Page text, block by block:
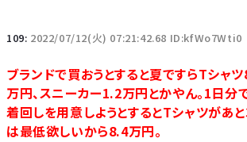
109: 2022/07/12(火) 07:21:42.68 ID:kfWo7Wti0
ブランドで買おうとすると夏ですらTシャ
万円、スニーカー1.2万円とかやん。1日分
着回しを用意しようとするとTシャツがあ
は最低欲しいから8.4万円。